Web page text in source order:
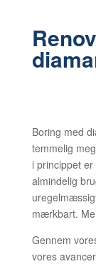
Boring med
temmelig
i princippet
almindelig
mærkbart.
Gennem
vores